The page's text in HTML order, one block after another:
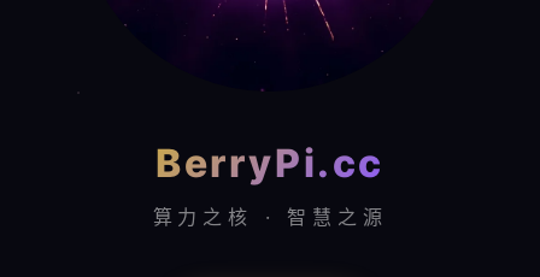
BerryPi.cc
算力之核 · 智慧之源